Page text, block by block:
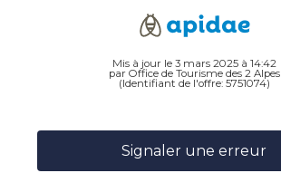
Mis à jour le 3 mars 2025 à 14:42
par Office de Tourisme des 2 Alpes
(Identifiant de l'offre: 5751074)
Signaler une erreur